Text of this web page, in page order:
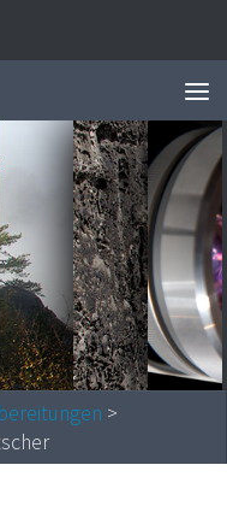
News
>